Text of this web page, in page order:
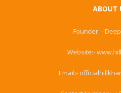
ABOUT
Founder: -
Website:-
Email:-